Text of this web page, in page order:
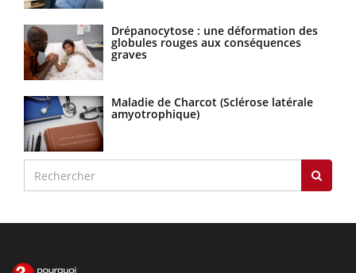
Drépanocytose : une déformation des
globules rouges aux conséquences
graves
Maladie de Charcot (Sclérose latérale
amyotrophique)